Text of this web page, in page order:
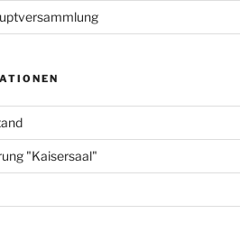
"Kaisersaal"